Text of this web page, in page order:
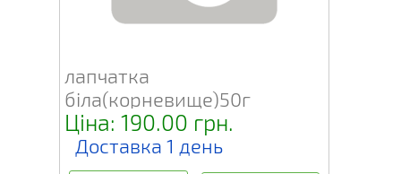
лапчатка
біла(корневище)50г
Ціна: 190.00 грн.
Доставка 1 день